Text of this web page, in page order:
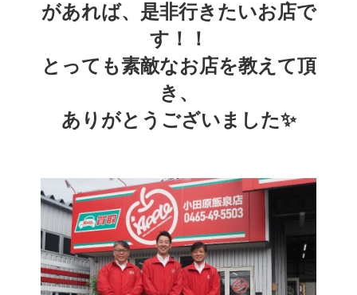
があれば、是非行きたいお店で
す！！
とっても素敵なお店を教えて頂
き、
ありがとうございました✨